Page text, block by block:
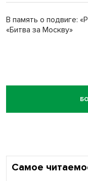
В память о подвиге:
«Битва за Москву»
Самое